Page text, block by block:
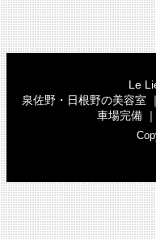
Le
泉佐野・日根野の美容室
車場完備